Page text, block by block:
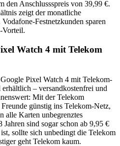
den Anschlussspreis von 39,99 €.
zeigt der monatliche
Festnetzkunden sparen
Vorteil.
Watch 4 mit Telekom
Pixel Watch 4 mit Telekom-
– versandkostenfrei und
Mit der Telekom
günstig ins Telekom-Netz,
alle Karten unbegrenztes
sind sogar schon ab 9,95 €
sollte sich unbedingt die Telekom
geht Telekom kaum.